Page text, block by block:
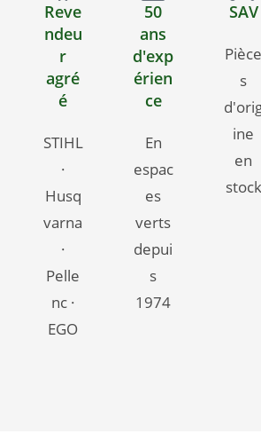
Reve
ndeu
r
agré
é
STIHL
·
Husq
varna
·
Pelle
nc ·
EGO
50
ans
d'exp
érien
ce
En
espac
es
verts
depui
s
1974
SAV
Pièce
s
ine
en
stock